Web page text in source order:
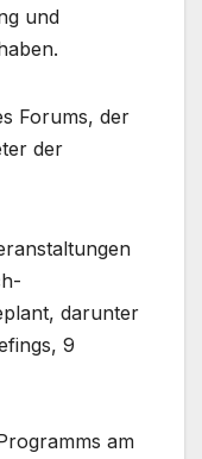
und
Forums, der
der
darunter
9
am